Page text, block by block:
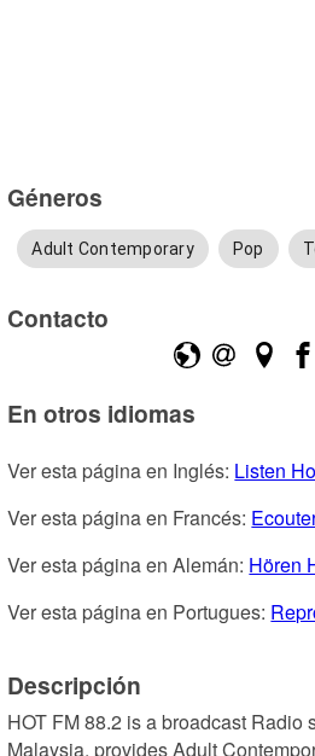
Géneros
Adult Contemporary Pop
Contacto
En otros idiomas
Ver esta página en Inglés: Listen
Ver esta página en Francés:
Ver esta página en Alemán: Hören
Ver esta página en Portugues:
Descripción
HOT FM 88.2 is a broadcast Radio
Malaysia, provides Adult